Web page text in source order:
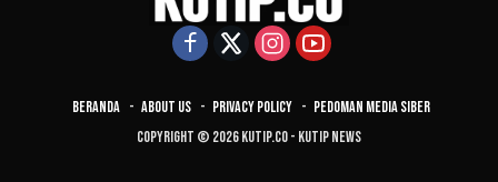
Beranda About Us Privacy Policy
Pedoman Media Siber
Copyright © 2026 Kutip.co - Kutip News